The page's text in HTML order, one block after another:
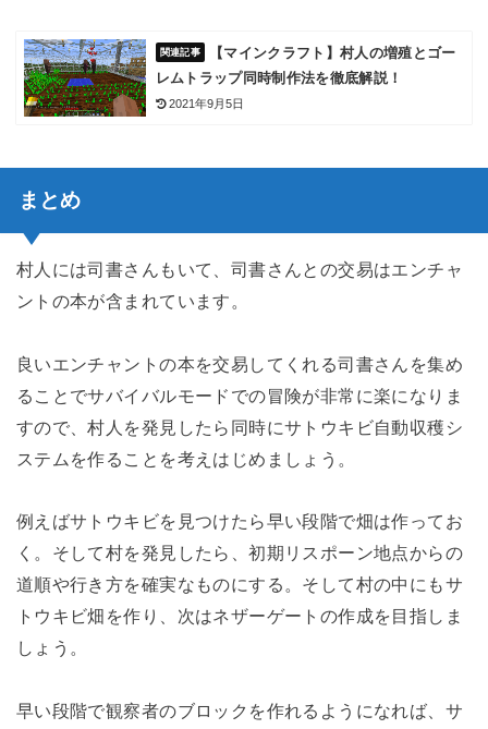
【マインクラフト】村人の増殖とゴー
レムトラップ同時制作法を徹底解説！
2021年9月5日
まとめ
村人には司書さんもいて、司書さんとの交易はエンチャ
ントの本が含まれています。
良いエンチャントの本を交易してくれる司書さんを集め
ることでサバイバルモードでの冒険が非常に楽になりま
すので、村人を発見したら同時にサトウキビ自動収穫シ
ステムを作ることを考えはじめましょう。
例えばサトウキビを見つけたら早い段階で畑は作ってお
く。そして村を発見したら、初期リスポーン地点からの
道順や行き方を確実なものにする。そして村の中にもサ
トウキビ畑を作り、次はネザーゲートの作成を目指しま
しょう。
早い段階で観察者のブロックを作れるようになれば、サ